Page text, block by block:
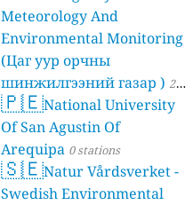
Meteorology And
Environmental Monitoring
(Цаг уур орчны
шинжилгээний газар ) 21
stations
🇵🇪National University
Of San Agustin Of
Arequipa 0 stations
🇸🇪Natur Vårdsverket -
Swedish Environmental